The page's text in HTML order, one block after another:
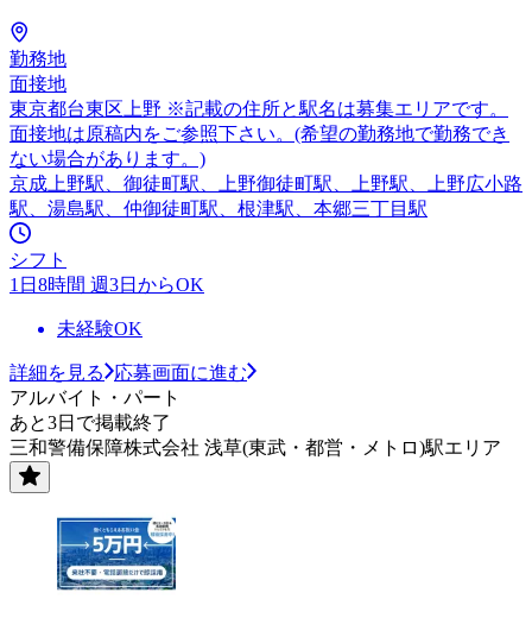
勤務地
面接地
東京都台東区上野 ※記載の住所と駅名は募集エリアです。
面接地は原稿内をご参照下さい。(希望の勤務地で勤務でき
ない場合があります。)
京成上野駅、御徒町駅、上野御徒町駅、上野駅、上野広小路
駅、湯島駅、仲御徒町駅、根津駅、本郷三丁目駅
シフト
1日8時間 週3日からOK
未経験OK
詳細を見る
応募画面に進む
アルバイト・パート
あと3日で掲載終了
三和警備保障株式会社 浅草(東武・都営・メトロ)駅エリア